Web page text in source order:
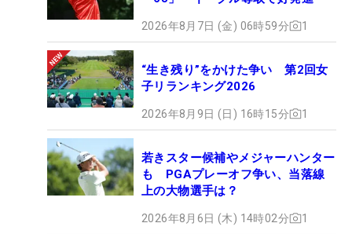
2026年8月7日 (金) 06時59分 1
“生き残り”をかけた争い 第2回女
子リランキング2026
2026年8月9日 (日) 16時15分 1
若きスター候補やメジャーハンター
も PGAプレーオフ争い、当落線
上の大物選手は？
2026年8月6日 (木) 14時02分 1